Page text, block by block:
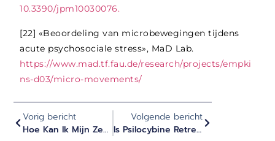
10.3390/jpm10030076.
[22] «Beoordeling van microbewegingen tijdens
acute psychosociale stress», MaD Lab.
https://www.mad.tf.fau.de/research/projects/empki
ns-d03/micro-movements/
Vorig bericht
Hoe Kan Ik Mijn Zenuwstelsel Reguleren Met Mijn Ademhaling?
Volgende bericht
Is Psilocybine Retreat Geschikt Voor Mij? Contra-Indicaties En Geschiktheid